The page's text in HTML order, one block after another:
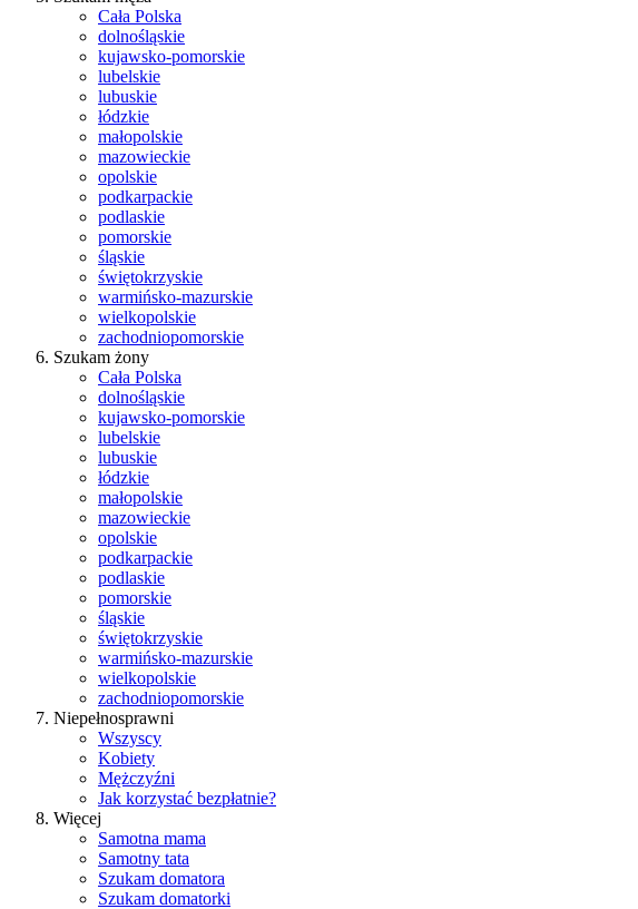
Cała Polska
dolnośląskie
kujawsko-pomorskie
lubelskie
lubuskie
łódzkie
małopolskie
mazowieckie
opolskie
podkarpackie
podlaskie
pomorskie
śląskie
świętokrzyskie
warmińsko-mazurskie
wielkopolskie
zachodniopomorskie
Szukam żony
Cała Polska
dolnośląskie
kujawsko-pomorskie
lubelskie
lubuskie
łódzkie
małopolskie
mazowieckie
opolskie
podkarpackie
podlaskie
pomorskie
śląskie
świętokrzyskie
warmińsko-mazurskie
wielkopolskie
zachodniopomorskie
Niepełnosprawni
Wszyscy
Kobiety
Mężczyźni
Jak korzystać bezpłatnie?
Więcej
Samotna mama
Samotny tata
Szukam domatora
Szukam domatorki